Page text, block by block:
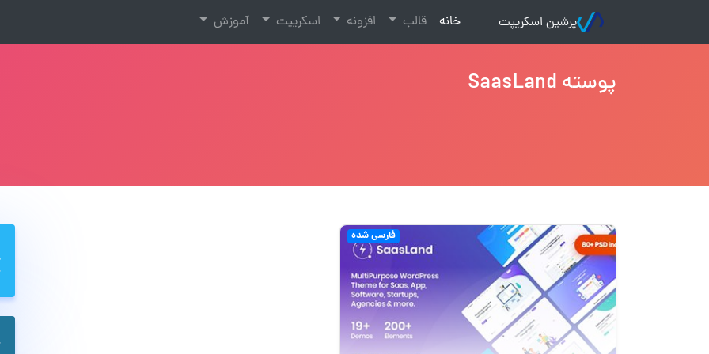
پرشین اسکریپت خانه
(current) قالب افزونه اسکریپت آموزش
پوسته SaasLand
فارسی شده